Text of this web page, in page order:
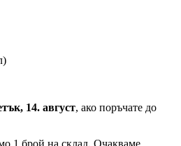
14. август, ако поръчате до
1 брой на склад. Очакваме